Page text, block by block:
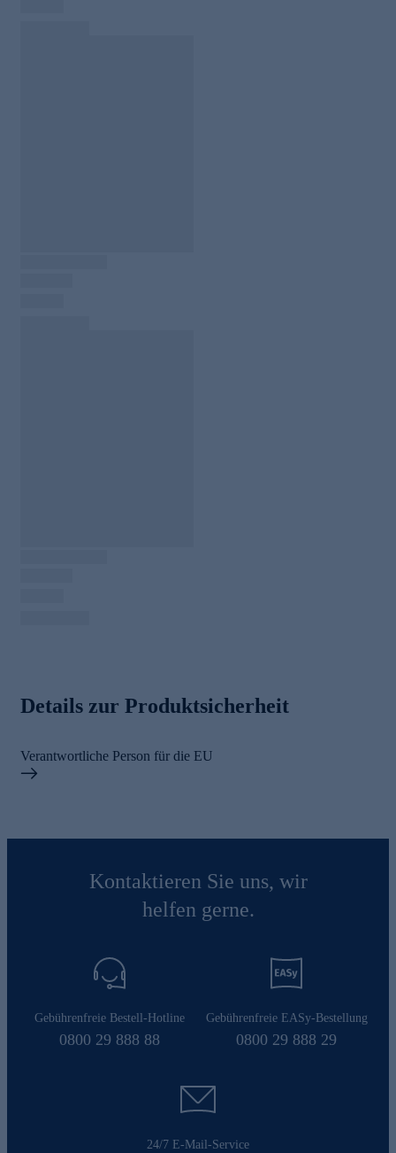
Details zur Produktsicherheit
Verantwortliche Person für die EU
Kontaktieren Sie uns, wir
helfen gerne.
Gebührenfreie Bestell-Hotline
0800 29 888 88
Gebührenfreie EASy-Bestellung
0800 29 888 29
24/7 E-Mail-Service